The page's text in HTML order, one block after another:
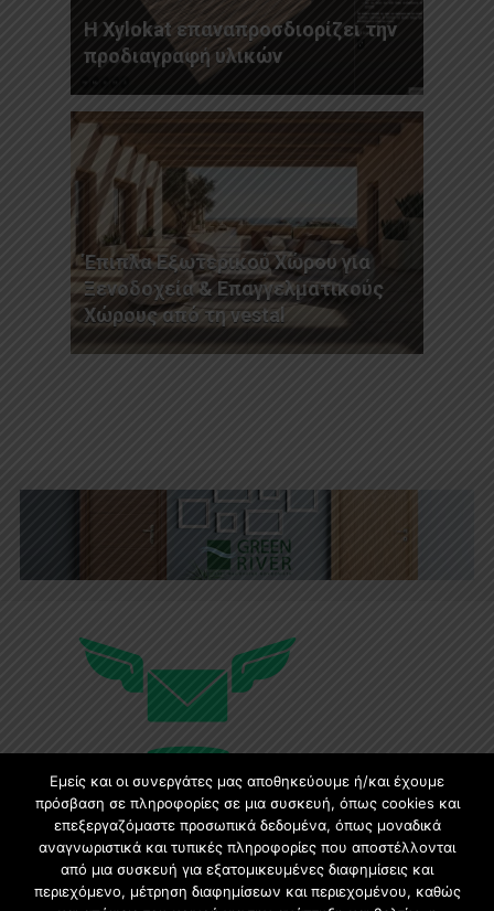
Η Xylokat επαναπροσδιορίζει την
προδιαγραφή υλικών
Έπιπλα Εξωτερικού Χώρου για
Ξενοδοχεία & Επαγγελματικούς
Χώρους από τη vestal
Εγγραφή στο Newsletter
Γίνετε μέλος της μεγαλύτερης διαδικτυακής κοινότητας, ειδικά
Εμείς και οι συνεργάτες μας αποθηκεύουμε ή/και έχουμε
πρόσβαση σε πληροφορίες σε μια συσκευή, όπως cookies και
επεξεργαζόμαστε προσωπικά δεδομένα, όπως μοναδικά
αναγνωριστικά και τυπικές πληροφορίες που αποστέλλονται
από μια συσκευή για εξατομικευμένες διαφημίσεις και
περιεχόμενο, μέτρηση διαφημίσεων και περιεχομένου, καθώς